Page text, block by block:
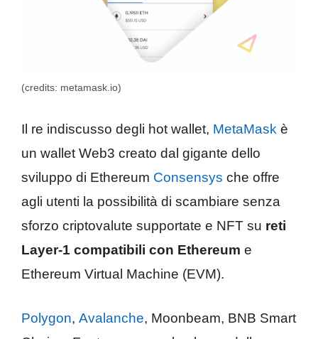
(credits: metamask.io)
Il re indiscusso degli hot wallet, MetaMask è
un wallet Web3 creato dal gigante dello
sviluppo di Ethereum Consensys che offre
agli utenti la possibilità di scambiare senza
sforzo criptovalute supportate e NFT su reti
Layer-1 compatibili con Ethereum e
Ethereum Virtual Machine (EVM).
Polygon, Avalanche, Moonbeam, BNB Smart